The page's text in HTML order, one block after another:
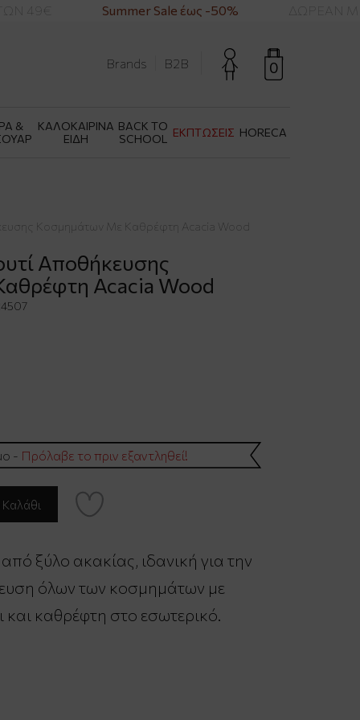
49€ Summer Sale έως -50% ΔΩΡΕΑΝ
0
Brands B2B
&
ΚΑΛΟΚΑΙΡΙΝΑ
ΕΙΔΗ
BACK TO
SCHOOL
ΕΚΠΤΩΣΕΙΣ HORECA
Κοσμημάτων Με Καθρέφτη Acacia Wood
Αποθήκευσης
Acacia Wood
- Πρόλαβε το πριν εξαντληθεί!
ξύλο ακακίας, ιδανική για την
όλων των κοσμημάτων με
καθρέφτη στο εσωτερικό.